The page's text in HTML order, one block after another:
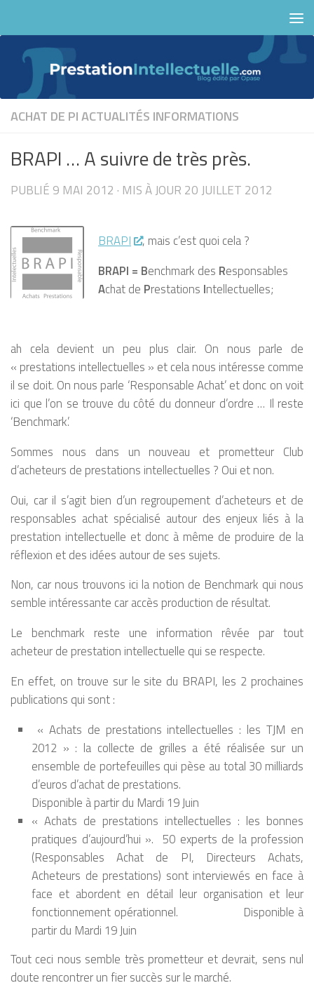
ACHAT DE PIACTUALITÉS INFORMATIONS
BRAPI … A suivre de très près.
PUBLIÉ 9 MAI 2012 · MIS À JOUR 20 JUILLET 2012
BRAPI
, mais c’est quoi cela ?
BRAPI = Benchmark des Responsables
Achat de Prestations Intellectuelles;
ah cela devient un peu plus clair. On nous parle de
« prestations intellectuelles » et cela nous intéresse comme
il se doit. On nous parle ‘Responsable Achat’ et donc on voit
ici que l’on se trouve du côté du donneur d’ordre … Il reste
‘Benchmark’.
Sommes nous dans un nouveau et prometteur Club
d’acheteurs de prestations intellectuelles ? Oui et non.
Oui, car il s’agit bien d’un regroupement d’acheteurs et de
responsables achat spécialisé autour des enjeux liés à la
prestation intellectuelle et donc à même de produire de la
réflexion et des idées autour de ses sujets.
Non, car nous trouvons ici la notion de Benchmark qui nous
semble intéressante car accès production de résultat.
Le benchmark reste une information rêvée par tout
acheteur de prestation intellectuelle qui se respecte.
En effet, on trouve sur le site du BRAPI, les 2 prochaines
publications qui sont :
« Achats de prestations intellectuelles : les TJM en
2012 » : la collecte de grilles a été réalisée sur un
ensemble de portefeuilles qui pèse au total 30 milliards
d’euros d’achat de prestations.
Disponible à partir du Mardi 19 Juin
« Achats de prestations intellectuelles : les bonnes
pratiques d’aujourd’hui ». 50 experts de la profession
(Responsables Achat de PI, Directeurs Achats,
Acheteurs de prestations) sont interviewés en face à
face et abordent en détail leur organisation et leur
fonctionnement opérationnel. Disponible à
partir du Mardi 19 Juin
Tout ceci nous semble très prometteur et devrait, sens nul
doute rencontrer un fier succès sur le marché.